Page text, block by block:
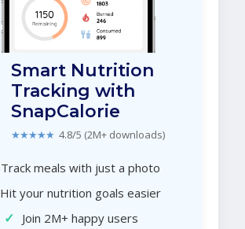
Smart Nutrition
Tracking with
SnapCalorie
★★★★★ 4.8/5 (2M+ downloads)
Track meals with just a photo
Hit your nutrition goals easier
✓ Join 2M+ happy users